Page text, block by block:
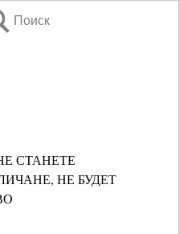
Поиск
СТАНЕТЕ
НЕ БУДЕТ